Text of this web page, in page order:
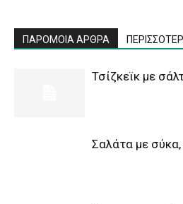
ΠΑΡΟΜΟΙΑ ΑΡΘΡΑ
Τσίζκεϊκ με
Σαλάτα με σύκα,